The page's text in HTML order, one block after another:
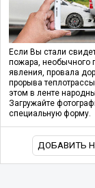
Если Вы стали
пожара, необычного
явления, провала
прорыва
этом в ленте
Загружайте
специальную форму.
ДОБАВИТЬ